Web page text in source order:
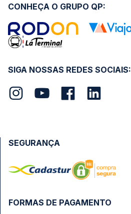
SIGA NOSSAS REDES SOCIAIS:
CONHEÇA O GRUPO QP:
FORMAS DE PAGAMENTO
SEGURANÇA